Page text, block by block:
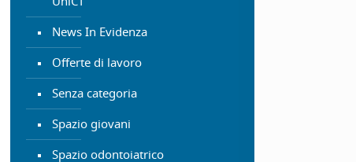
News In Evidenza
Offerte di lavoro
Senza categoria
Spazio giovani
Spazio odontoiatrico